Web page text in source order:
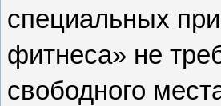
специальных
фитнеса» не
свободного